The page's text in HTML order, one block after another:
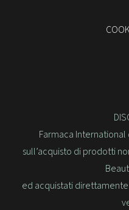
Farmaca
sull’acquisto di prodotti
ed acquistati